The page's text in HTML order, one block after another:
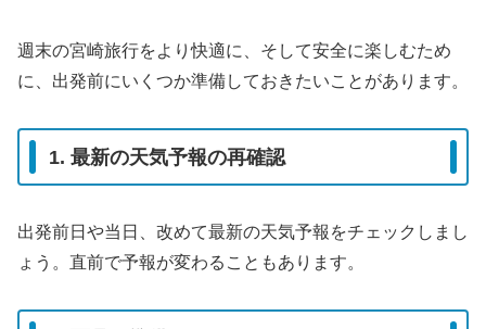
週末の宮崎旅行をより快適に、そして安全に楽しむため
に、出発前にいくつか準備しておきたいことがあります。
1. 最新の天気予報の再確認
出発前日や当日、改めて最新の天気予報をチェックしまし
ょう。直前で予報が変わることもあります。